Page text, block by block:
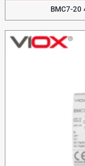
BMC7-20